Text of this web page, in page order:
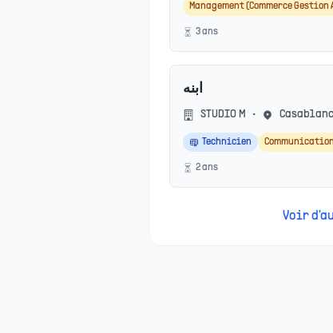
Management (Commerce
3ans
ابنه
STUDIO M •
Technicien
2ans
Voir